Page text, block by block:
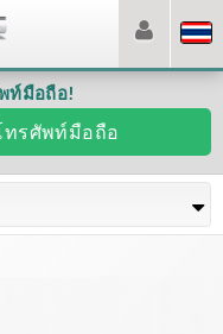
ท์มือถือ!
ทรศัพท์มือถือ